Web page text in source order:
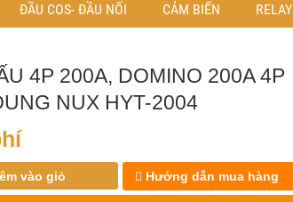
ĐẦU COS- ĐẦU NỐI CẢM BIẾN RELAY
4P 200A, DOMINO 200A 4P
NUX HYT-2004
vào giỏ Hướng dẫn mua hàng